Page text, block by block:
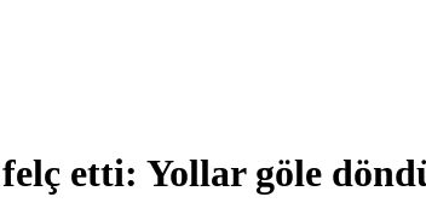
etti: Yollar göle